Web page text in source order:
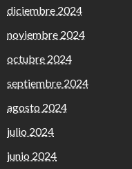
diciembre 2024
noviembre 2024
octubre 2024
septiembre 2024
agosto 2024
julio 2024
junio 2024